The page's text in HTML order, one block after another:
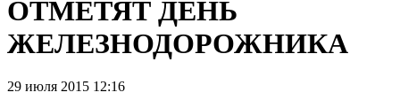
ОТМЕТЯТ ДЕНЬ
ЖЕЛЕЗНОДОРОЖНИКА
29 июля 2015 12:16